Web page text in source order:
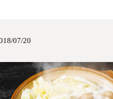
07/20